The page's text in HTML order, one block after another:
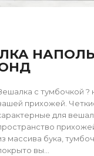
с тумбочкой
прихожей.
для
массива бука,
вы...